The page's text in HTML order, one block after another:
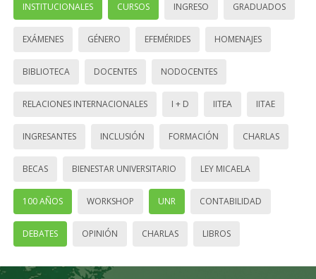
INSTITUCIONALES CURSOS INGRESO GRADUADOS
EXÁMENES GÉNERO EFEMÉRIDES HOMENAJES
BIBLIOTECA DOCENTES NODOCENTES
RELACIONES INTERNACIONALES I + D IITEA IITAE
INGRESANTES INCLUSIÓN FORMACIÓN CHARLAS
BECAS BIENESTAR UNIVERSITARIO LEY MICAELA
100 AÑOS WORKSHOP UNR CONTABILIDAD
DEBATES OPINIÓN CHARLAS LIBROS